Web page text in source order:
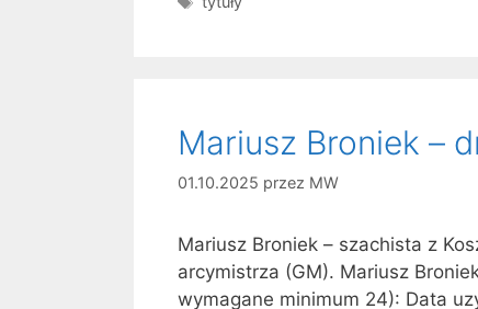
Mariusz Broniek –
01.10.2025 przez MW
Mariusz Broniek – szachista z
arcymistrza (GM). Mariusz
wymagane minimum 24): Data